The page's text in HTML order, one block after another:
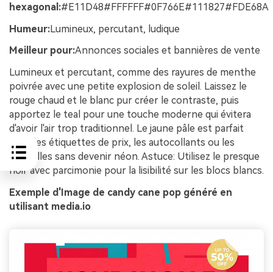
hexagonal:#E11D48#FFFFFF#0F766E#111827#FDE68A
Humeur:Lumineux, percutant, ludique
Meilleur pour:Annonces sociales et bannières de vente
Lumineux et percutant, comme des rayures de menthe
poivrée avec une petite explosion de soleil. Laissez le
rouge chaud et le blanc pur créer le contraste, puis
apportez le teal pour une touche moderne qui évitera
d'avoir l'air trop traditionnel. Le jaune pâle est parfait
pour les étiquettes de prix, les autocollants ou les
étincelles sans devenir néon. Astuce: Utilisez le presque
noir avec parcimonie pour la lisibilité sur les blocs blancs.
Exemple d'Image de candy cane pop généré en
utilisant media.io